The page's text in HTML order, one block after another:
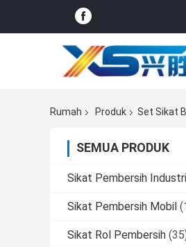
Rumah
Produk Set Sikat
SEMUA PRODUK
Sikat Pembersih Industri
Sikat Pembersih Mobil
Sikat Rol Pembersih